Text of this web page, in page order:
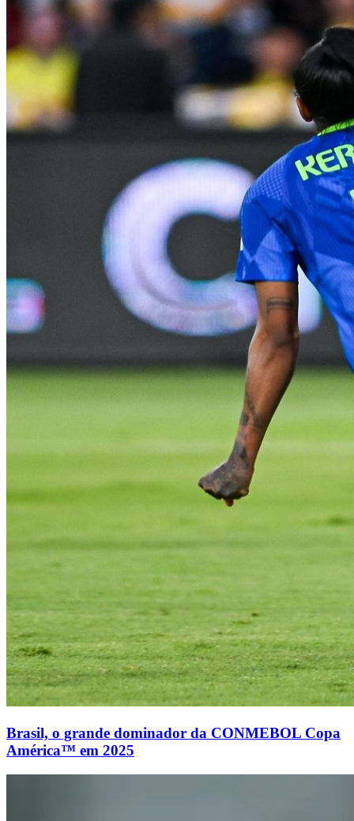
Brasil, o grande dominador da CONMEBOL Copa
América™ em 2025